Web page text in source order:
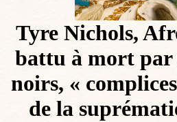
Tyre Nichols,
battu à mort par
noirs, «
de la